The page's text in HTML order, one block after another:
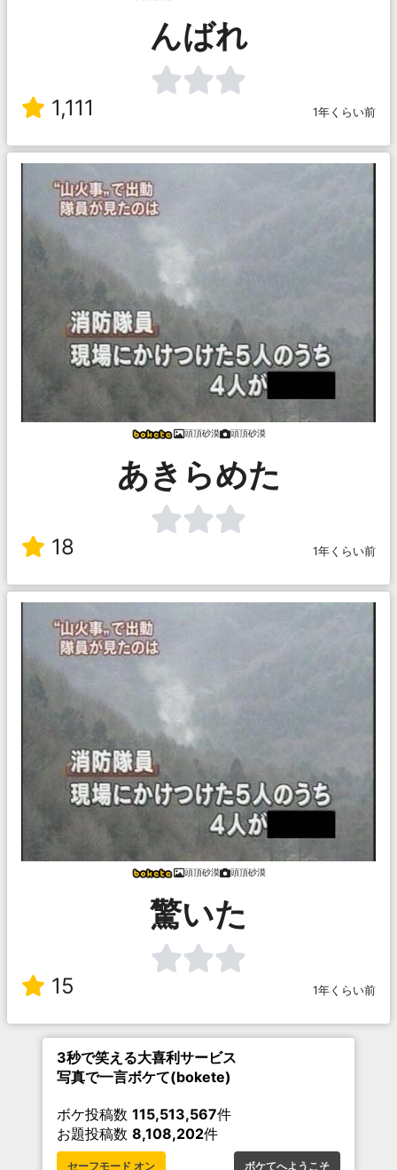
んばれ
1,111 1年くらい前
頭頂砂漠 頭頂砂漠
あきらめた
18 1年くらい前
頭頂砂漠 頭頂砂漠
驚いた
15 1年くらい前
3秒で笑える大喜利サービス
写真で一言ボケて(bokete)
ボケ投稿数 115,513,567件
お題投稿数 8,108,202件
セーフモード オン ボケてへようこそ